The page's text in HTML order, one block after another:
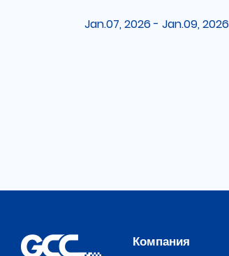
Jan.07, 2026 - Jan.09, 2026
Компания